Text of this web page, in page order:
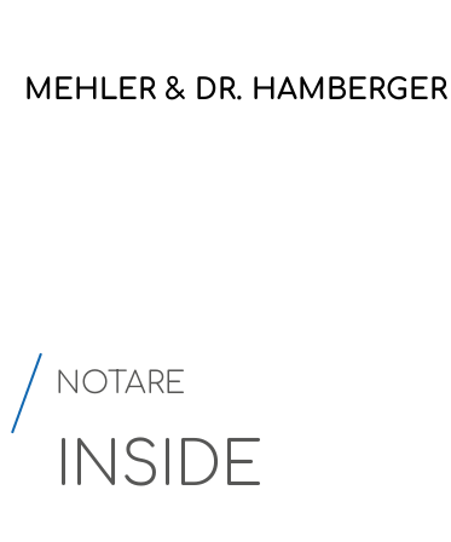
MEHLER & DR. HAMBERGER
NOTARE
INSIDE